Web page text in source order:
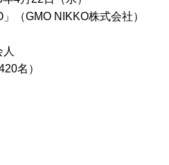
（GMO NIKKO株式会社）
名）